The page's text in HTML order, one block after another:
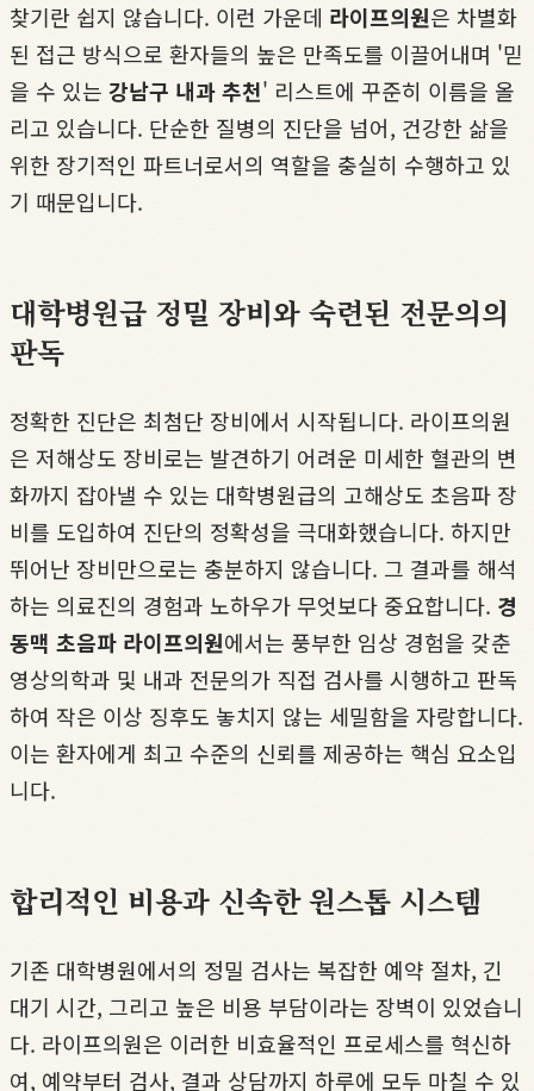
찾기란 쉽지 않습니다. 이런 가운데 라이프의원은 차별화
된 접근 방식으로 환자들의 높은 만족도를 이끌어내며 '믿
을 수 있는 강남구 내과 추천' 리스트에 꾸준히 이름을 올
리고 있습니다. 단순한 질병의 진단을 넘어, 건강한 삶을
위한 장기적인 파트너로서의 역할을 충실히 수행하고 있
기 때문입니다.
대학병원급 정밀 장비와 숙련된 전문의의
판독
정확한 진단은 최첨단 장비에서 시작됩니다. 라이프의원
은 저해상도 장비로는 발견하기 어려운 미세한 혈관의 변
화까지 잡아낼 수 있는 대학병원급의 고해상도 초음파 장
비를 도입하여 진단의 정확성을 극대화했습니다. 하지만
뛰어난 장비만으로는 충분하지 않습니다. 그 결과를 해석
하는 의료진의 경험과 노하우가 무엇보다 중요합니다. 경
동맥 초음파 라이프의원에서는 풍부한 임상 경험을 갖춘
영상의학과 및 내과 전문의가 직접 검사를 시행하고 판독
하여 작은 이상 징후도 놓치지 않는 세밀함을 자랑합니다.
이는 환자에게 최고 수준의 신뢰를 제공하는 핵심 요소입
니다.
합리적인 비용과 신속한 원스톱 시스템
기존 대학병원에서의 정밀 검사는 복잡한 예약 절차, 긴
대기 시간, 그리고 높은 비용 부담이라는 장벽이 있었습니
다. 라이프의원은 이러한 비효율적인 프로세스를 혁신하
여, 예약부터 검사, 결과 상담까지 하루에 모두 마칠 수 있